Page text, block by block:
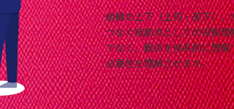
組織の上下（上司・部下）
つなぐ結節点としての役割
でなく、観点を体系的に理
必要性を理解させます。